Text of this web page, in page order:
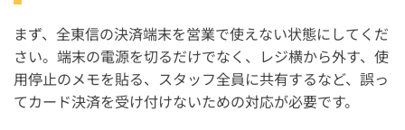
まず、全東信の決済端末を営業で使えない状態にしてくだ
さい。端末の電源を切るだけでなく、レジ横から外す、使
用停止のメモを貼る、スタッフ全員に共有するなど、誤っ
てカード決済を受け付けないための対応が必要です。